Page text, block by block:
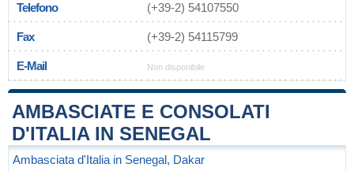
Telefono (+39-2) 54107550
Fax (+39-2) 54115799
E-Mail Non disponibile
AMBASCIATE E CONSOLATI
D'ITALIA IN SENEGAL
Ambasciata d'Italia in Senegal, Dakar